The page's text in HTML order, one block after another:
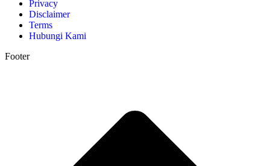
Privacy
Disclaimer
Terms
Hubungi Kami
Footer